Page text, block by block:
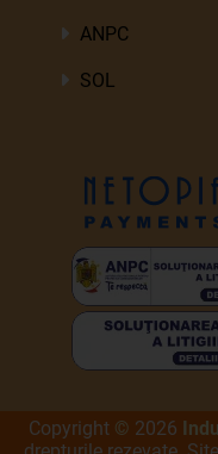
ANPC
SOL
Copyright © 2026